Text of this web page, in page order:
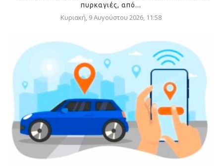
πυρκαγιές, από...
Κυριακή, 9 Αυγούστου 2026, 11:58